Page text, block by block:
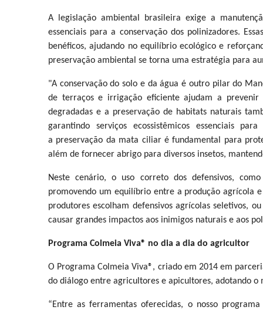
A legislação ambiental brasileira exige a
essenciais para a conservação dos polinizadores.
benéficos, ajudando no equilíbrio ecológico e
preservação ambiental se torna uma estratégia para
"A conservação do solo e da água é outro pilar do
de terraços e irrigação eficiente ajudam a
degradadas e a preservação de habitats naturais
garantindo serviços ecossistêmicos essenciais
a preservação da mata ciliar é fundamental para
além de fornecer abrigo para diversos insetos,
Neste cenário, o uso correto dos defensivos,
promovendo um equilíbrio entre a produção agrícola
produtores escolham defensivos agrícolas seletivos,
causar grandes impactos aos inimigos naturais e aos
Programa Colmeia Viva® no dia a dia do agricultor
O Programa Colmeia Viva®, criado em 2014 em
do diálogo entre agricultores e apicultores, adotando o
“Entre as ferramentas oferecidas, o nosso